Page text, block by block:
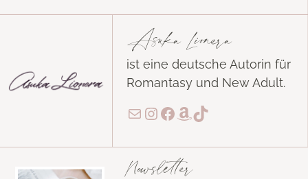
Asuka Lionera
ist eine deutsche Autorin für
Romantasy und New Adult.
E-MailInstagram
Facebook
Amazon
TikTok
Newsletter